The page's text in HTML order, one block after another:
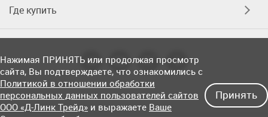
Где купить
Нажимая ПРИНЯТЬ или продолжая просмотр
сайта, Вы подтверждаете, что ознакомились с
Политикой в отношении обработки
персональных данных пользователей сайтов
ООО «Д-Линк Трейд» и выражаете Ваше
Принять